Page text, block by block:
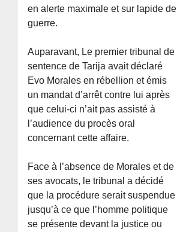
en alerte maximale et sur lapide de
guerre.
Auparavant, Le premier tribunal de
sentence de Tarija avait déclaré
Evo Morales en rébellion et émis
un mandat d’arrêt contre lui après
que celui-ci n’ait pas assisté à
l’audience du procès oral
concernant cette affaire.
Face à l’absence de Morales et de
ses avocats, le tribunal a décidé
que la procédure serait suspendue
jusqu’à ce que l’homme politique
se présente devant la justice ou